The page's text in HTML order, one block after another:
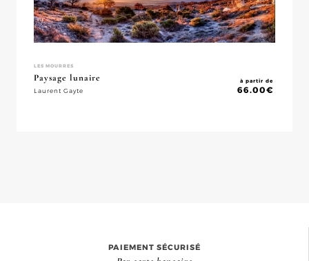
LES MOURRES
Paysage lunaire
Laurent Gayte
à partir de
66.00€
PAIEMENT SÉCURISÉ